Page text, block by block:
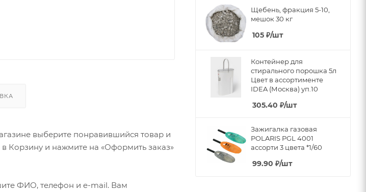
выберите понравившийся товар и
Корзину и нажмите на «Оформить заказ»
ФИО, телефон и e-mail. Вам
Щебень, фракция 5-10,
мешок 30 кг
105 ₽/шт
Контейнер для
стирального порошка 5л
Цвет в ассортименте
IDEA (Москва) уп.10
305.40 ₽/шт
Зажигалка газовая
POLARIS PGL 4001
ассорти 3 цвета *1/60
99.90 ₽/шт